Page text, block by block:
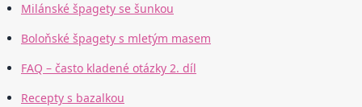
Milánské špagety se šunkou
Boloňské špagety s mletým masem
FAQ – často kladené otázky 2. díl
Recepty s bazalkou